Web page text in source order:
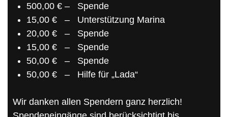
500,00 € – Spende
15,00 € – Unterstützung Marina
20,00 € – Spende
15,00 € – Spende
50,00 € – Spende
50,00 € – Hilfe für „Lada“
Wir danken allen Spendern ganz herzlich!